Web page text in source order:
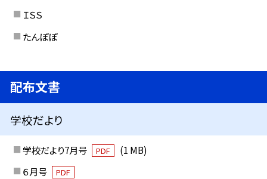
ＩＳＳ
たんぽぽ
配布文書
学校だより
学校だより7月号 PDF
(1 MB)
６月号
PDF